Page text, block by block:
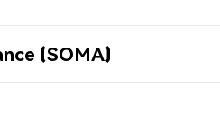
(SOMA)